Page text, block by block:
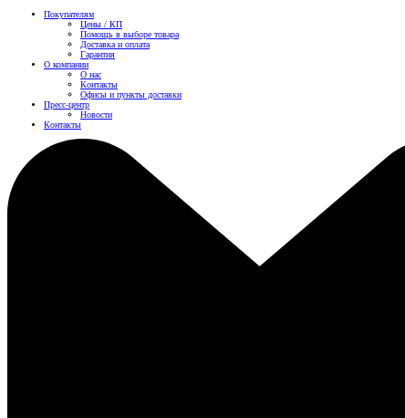
Покупателям
Цены / КП
Помощь в выборе товара
Доставка и оплата
Гарантия
О компании
О нас
Контакты
Офисы и пункты доставки
Пресс-центр
Новости
Контакты